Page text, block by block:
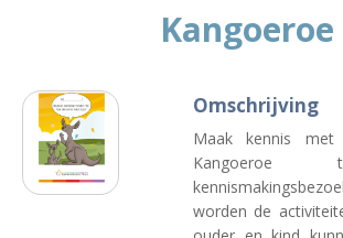
Kangoeroe
Omschrijving
Maak kennis
Kangoeroe
worden de